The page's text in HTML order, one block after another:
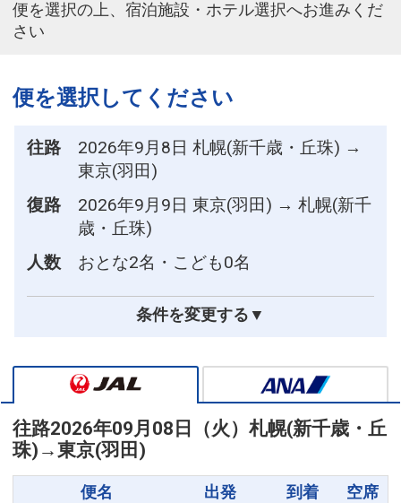
便を選択の上、宿泊施設・ホテル選択へお進みくだ
さい
便を選択してください
往路
2026年9月8日 札幌(新千歳・丘珠) →
東京(羽田)
復路
2026年9月9日 東京(羽田) → 札幌(新千
歳・丘珠)
人数
おとな2名・こども0名
条件を変更する▼
往路2026年09月08日（火） 札幌(新千歳・丘
珠) →東京(羽田)
便名 出発 到着 空席